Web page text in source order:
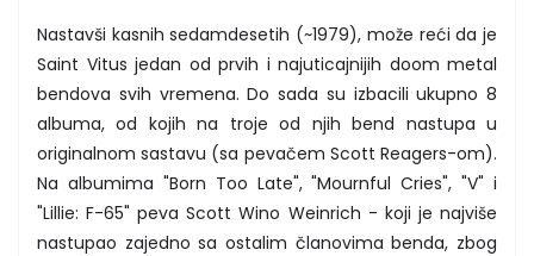
Nastavši kasnih sedamdesetih (~1979), može reći da je
Saint Vitus jedan od prvih i najuticajnijih doom metal
bendova svih vremena. Do sada su izbacili ukupno 8
albuma, od kojih na troje od njih bend nastupa u
originalnom sastavu (sa pevačem Scott Reagers-om).
Na albumima "Born Too Late", "Mournful Cries", "V" i
"Lillie: F-65" peva Scott Wino Weinrich - koji je najviše
nastupao zajedno sa ostalim članovima benda, zbog